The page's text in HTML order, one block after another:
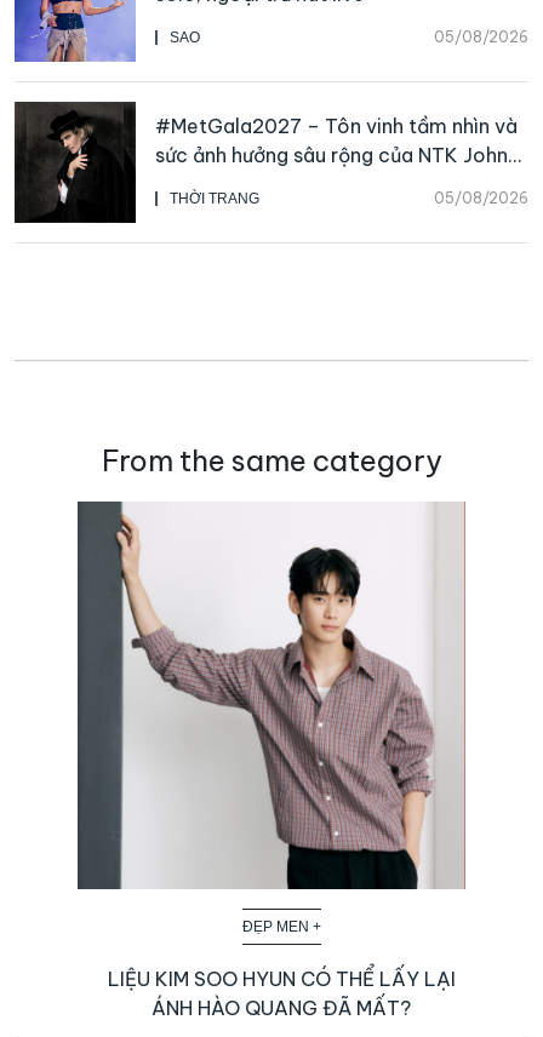
SAO 05/08/2026
THỜI TRANG 05/08/2026
#MetGala2027 – Tôn vinh tầm nhìn và
sức ảnh hưởng sâu rộng của NTK John
Galliano
From the same category
ĐẸP MEN +
LIỆU KIM SOO HYUN CÓ THỂ LẤY LẠI
ÁNH HÀO QUANG ĐÃ MẤT?